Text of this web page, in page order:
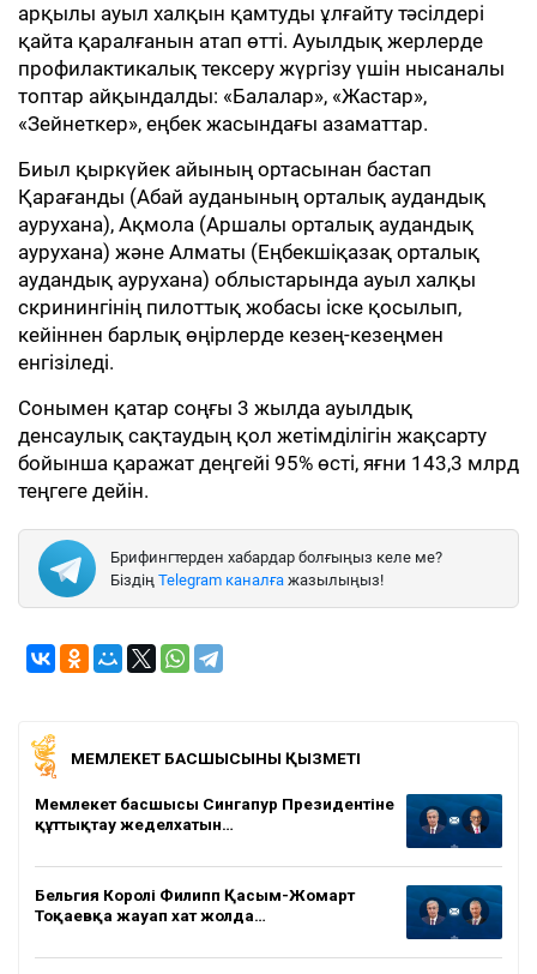
арқылы ауыл халқын қамтуды ұлғайту тәсілдері
қайта қаралғанын атап өтті. Ауылдық жерлерде
профилактикалық тексеру жүргізу үшін нысаналы
топтар айқындалды: «Балалар», «Жастар»,
«Зейнеткер», еңбек жасындағы азаматтар.
Биыл қыркүйек айының ортасынан бастап
Қарағанды (Абай ауданының орталық аудандық
аурухана), Ақмола (Аршалы орталық аудандық
аурухана) және Алматы (Еңбекшіқазақ орталық
аудандық аурухана) облыстарында ауыл халқы
скринингінің пилоттық жобасы іске қосылып,
кейіннен барлық өңірлерде кезең-кезеңмен
енгізіледі.
Сонымен қатар соңғы 3 жылда ауылдық
денсаулық сақтаудың қол жетімділігін жақсарту
бойынша қаражат деңгейі 95% өсті, яғни 143,3 млрд
теңгеге дейін.
Брифингтерден хабардар болғыңыз келе ме?
Біздің Telegram каналға жазылыңыз!
МЕМЛЕКЕТ БАСШЫСЫНЫҢ ҚЫЗМЕТІ
Мемлекет басшысы Сингапур Президентіне
құттықтау жеделхатын…
Бельгия Королі Филипп Қасым-Жомарт
Тоқаевқа жауап хат жолда…